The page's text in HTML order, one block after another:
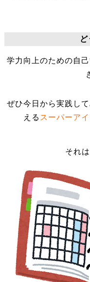
ど
学力向上のための自
ぜひ今日から実践し
える スーパーア
それは